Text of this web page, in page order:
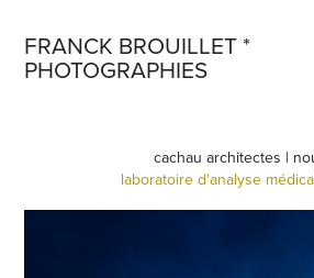
FRANCK BROUILLET *
PHOTOGRAPHIES
cachau architectes |
laboratoire d'analyse